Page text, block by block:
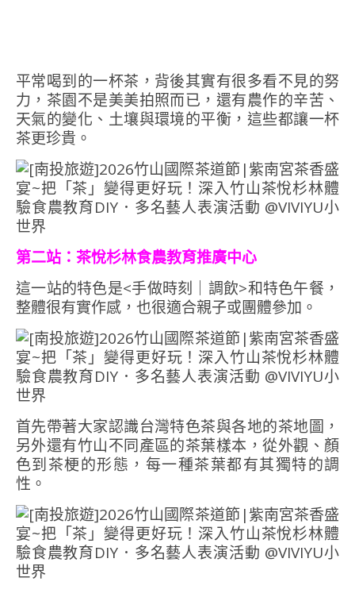
平常喝到的一杯茶，背後其實有很多看不見的努
力，茶園不是美美拍照而已，還有農作的辛苦、
天氣的變化、土壤與環境的平衡，這些都讓一杯
茶更珍貴。
第二站：茶悅杉林食農教育推廣中心
這一站的特色是<手做時刻｜調飲>和特色午餐，
整體很有實作感，也很適合親子或團體參加。
首先帶著大家認識台灣特色茶與各地的茶地圖，
另外還有竹山不同產區的茶葉樣本，從外觀、顏
色到茶梗的形態，每一種茶葉都有其獨特的調
性。